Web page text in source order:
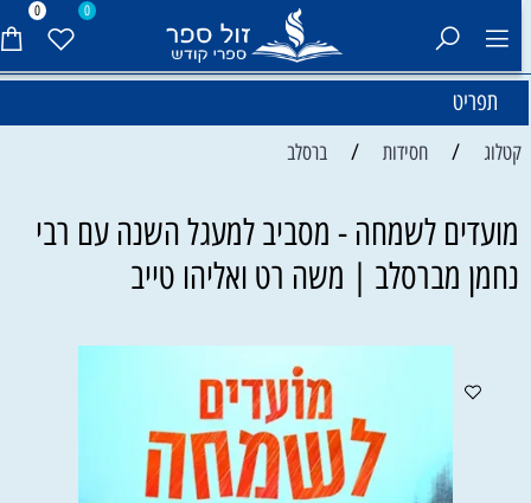
0 0
תפריט
קטלוג / חסידות / ברסלב
מועדים לשמחה - מסביב למעגל השנה עם רבי
נחמן מברסלב | משה רט ואליהו טייב